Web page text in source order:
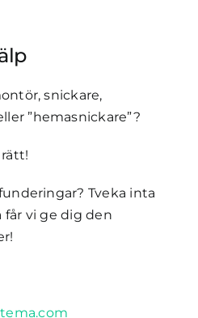
snickare,
”hemasnickare”?
Tveka inta
får vi ge dig den